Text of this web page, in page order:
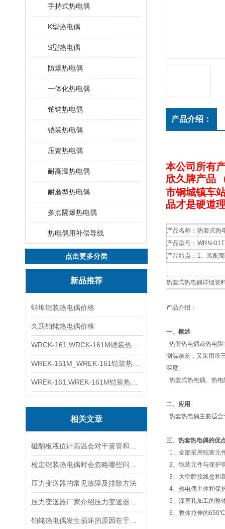
手持式热电偶
K型热电偶
S型热电偶
防爆热电偶
一体化热电偶
铂铑热电偶
铠装热电偶
压簧热电偶
耐高温热电偶
耐磨型热电偶
多点隔爆热电偶
热电偶用补偿导线
点击更多分类
新品推荐
蚌埠铠装热电偶价格
久跃铂铑热电偶价格
相关文章
压力变送器的常见故障及排除方法
产品介绍：
本公司 所有
欣久牌产品
市铜城镇车
品才是硬道
产品名称： 热套式热
产品型号： WRN-
产品特点： 1、装配
热套式热电偶详细资
产品介绍：
一、概述
热套热电偶或热电
测温误差，又采用带
深度。
热套式热电偶、热
二、应用
热套热电偶主要适
三、热套热电偶的优
1、全部采用铠装元
2、铠装元件与保护
3、大空腔接线盒和
4、热电偶主体和保
5、深盲孔加工的整
6、整体拉伸的650℃